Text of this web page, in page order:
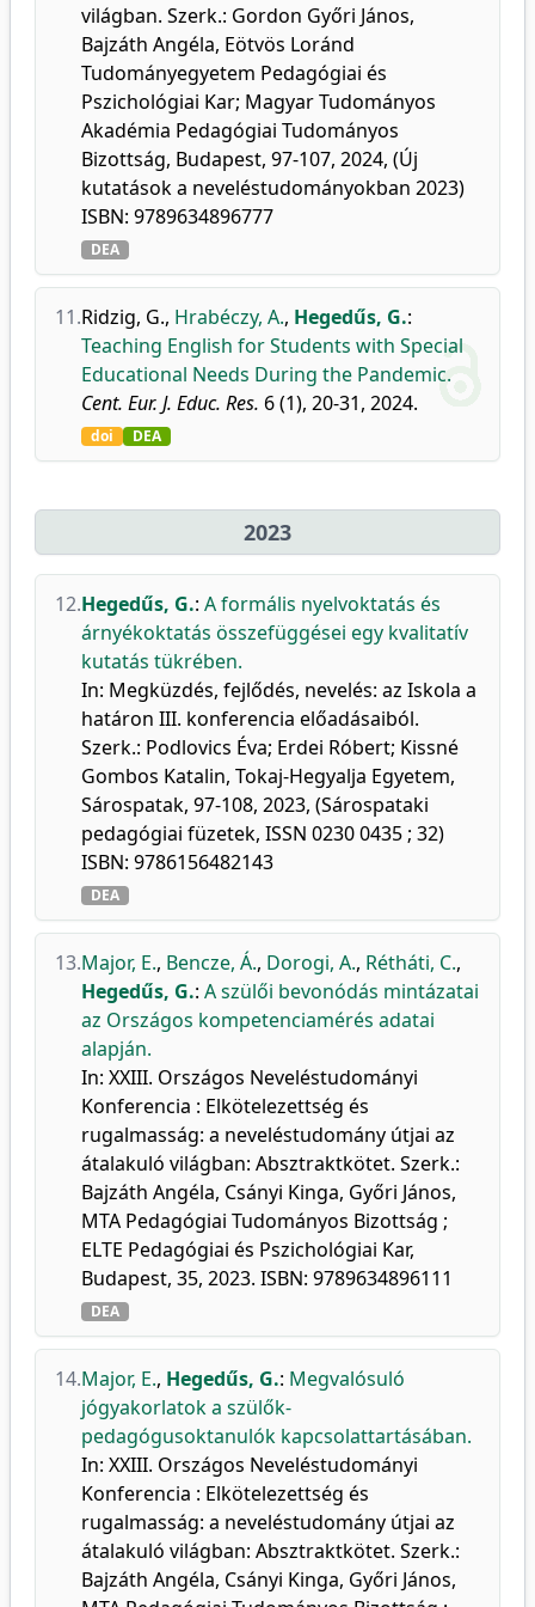
világban. Szerk.: Gordon Győri János,
Bajzáth Angéla, Eötvös Loránd
Tudományegyetem Pedagógiai és
Pszichológiai Kar; Magyar Tudományos
Akadémia Pedagógiai Tudományos
Bizottság, Budapest, 97-107, 2024, (Új
kutatások a neveléstudományokban 2023)
ISBN: 9789634896777
DEA
11.Ridzig, G., Hrabéczy, A., Hegedűs, G.:
Teaching English for Students with Special
Educational Needs During the Pandemic.
Cent. Eur. J. Educ. Res. 6 (1), 20-31, 2024.
doi DEA
2023
12.Hegedűs, G.: A formális nyelvoktatás és
árnyékoktatás összefüggései egy kvalitatív
kutatás tükrében.
In: Megküzdés, fejlődés, nevelés: az Iskola a
határon III. konferencia előadásaiból.
Szerk.: Podlovics Éva; Erdei Róbert; Kissné
Gombos Katalin, Tokaj-Hegyalja Egyetem,
Sárospatak, 97-108, 2023, (Sárospataki
pedagógiai füzetek, ISSN 0230 0435 ; 32)
ISBN: 9786156482143
DEA
13.Major, E., Bencze, Á., Dorogi, A., Rétháti, C.,
Hegedűs, G.: A szülői bevonódás mintázatai
az Országos kompetenciamérés adatai
alapján.
In: XXIII. Országos Neveléstudományi
Konferencia : Elkötelezettség és
rugalmasság: a neveléstudomány útjai az
átalakuló világban: Absztraktkötet. Szerk.:
Bajzáth Angéla, Csányi Kinga, Győri János,
MTA Pedagógiai Tudományos Bizottság ;
ELTE Pedagógiai és Pszichológiai Kar,
Budapest, 35, 2023. ISBN: 9789634896111
DEA
14.Major, E., Hegedűs, G.: Megvalósuló
jógyakorlatok a szülők-
pedagógusoktanulók kapcsolattartásában.
In: XXIII. Országos Neveléstudományi
Konferencia : Elkötelezettség és
rugalmasság: a neveléstudomány útjai az
átalakuló világban: Absztraktkötet. Szerk.:
Bajzáth Angéla, Csányi Kinga, Győri János,